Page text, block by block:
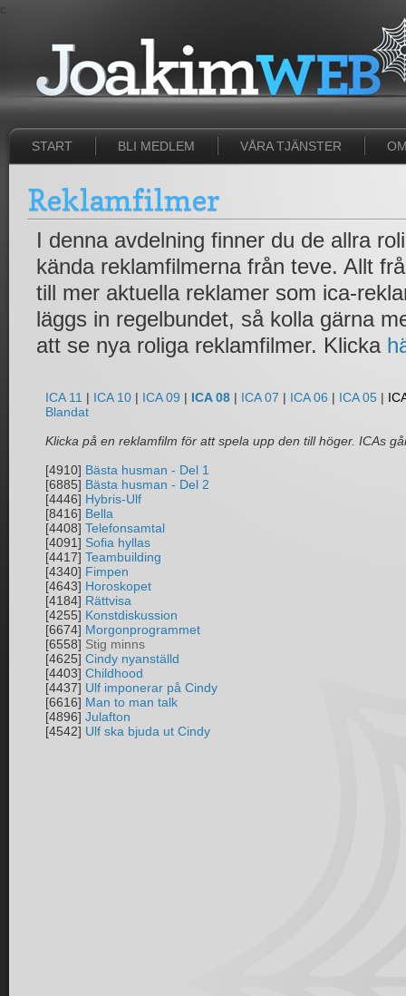
c
START BLI MEDLEM VÅRA TJÄNSTER
Reklamfilmer
I denna avdelning finner du de allra
kända reklamfilmerna från teve. Allt
till mer aktuella reklamer som ica-
läggs in regelbundet, så kolla gärna
att se nya roliga reklamfilmer. Klicka
ICA 11 | ICA 10 | ICA 09 | ICA 08 | ICA 07 | ICA 06 | ICA 05 |
Blandat
Klicka på en reklamfilm för att spela upp den till höger. ICAs
[4910] Bästa husman - Del 1
[6885] Bästa husman - Del 2
[4446] Hybris-Ulf
[8416] Bella
[4408] Telefonsamtal
[4091] Sofia hyllas
[4417] Teambuilding
[4340] Fimpen
[4643] Horoskopet
[4184] Rättvisa
[4255] Konstdiskussion
[6674] Morgonprogrammet
[6558] Stig minns
[4625] Cindy nyanställd
[4403] Childhood
[4437] Ulf imponerar på Cindy
[6616] Man to man talk
[4896] Julafton
[4542] Ulf ska bjuda ut Cindy